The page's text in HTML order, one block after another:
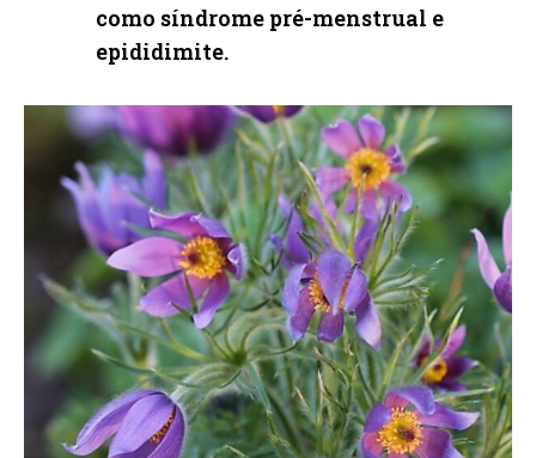
como síndrome pré-menstrual e
epididimite.